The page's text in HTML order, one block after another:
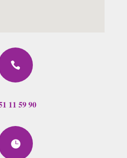

11 59 90
